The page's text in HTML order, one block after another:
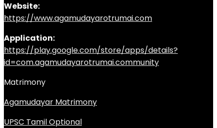
Website:
https://www.agamudayarotrumai.com
Application:
https://play.google.com/store/apps/details?
id=com.agamudayarotrumai.community
Matrimony
Agamudayar Matrimony
UPSC Tamil Optional